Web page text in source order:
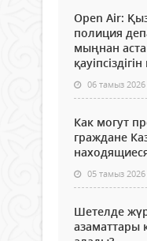
Open Air:
полиция
мыңнан
06 тамыз 2026
Как могут
граждане
05 тамыз 2026
Шетелде
азаматтары